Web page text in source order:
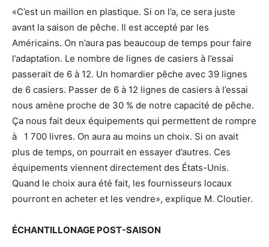
«C’est un maillon en plastique. Si on l’a, ce sera juste
avant la saison de pêche. Il est accepté par les
Américains. On n’aura pas beaucoup de temps pour faire
l’adaptation. Le nombre de lignes de casiers à l’essai
passerait de 6 à 12. Un homardier pêche avec 39 lignes
de 6 casiers. Passer de 6 à 12 lignes de casiers à l’essai
nous amène proche de 30 % de notre capacité de pêche.
Ça nous fait deux équipements qui permettent de rompre
à 1 700 livres. On aura au moins un choix. Si on avait
plus de temps, on pourrait en essayer d’autres. Ces
équipements viennent directement des États-Unis.
Quand le choix aura été fait, les fournisseurs locaux
pourront en acheter et les vendre», explique M. Cloutier.
ÉCHANTILLONAGE POST-SAISON